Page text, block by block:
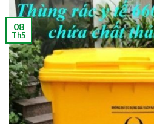
08
Th5